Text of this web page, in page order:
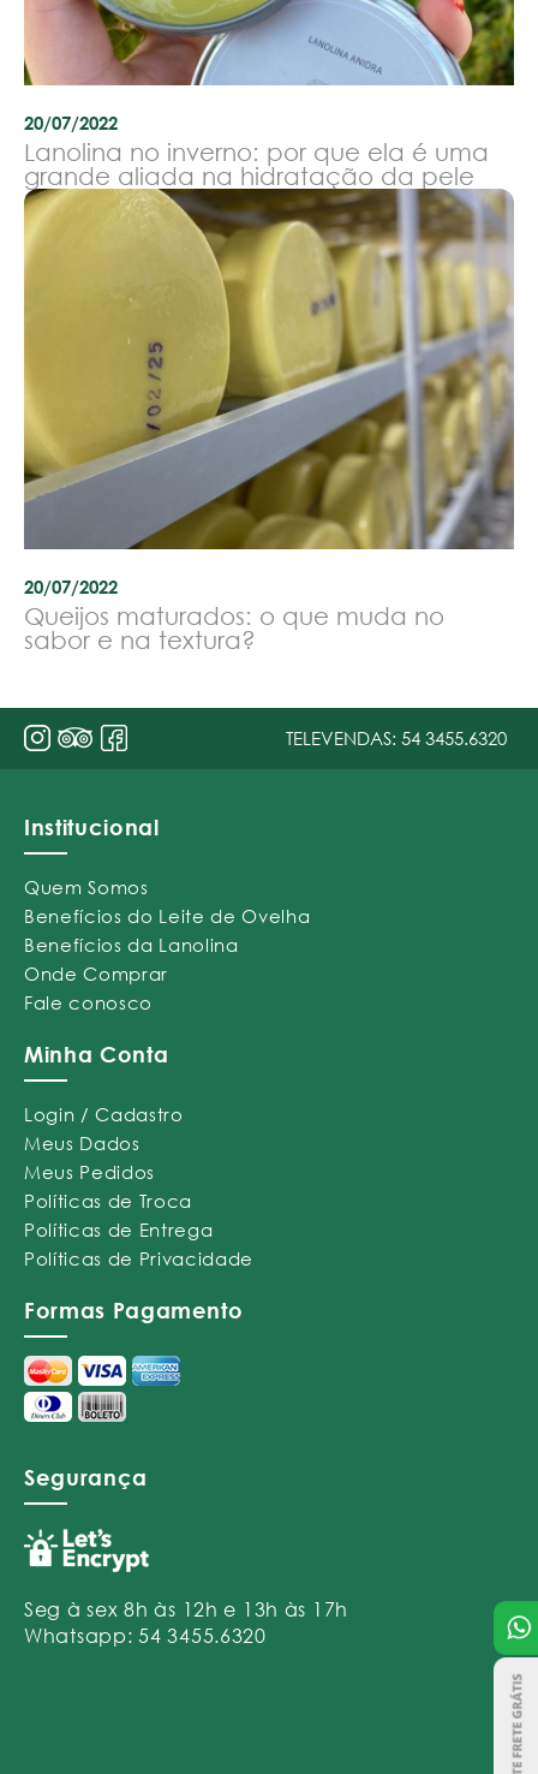
20/07/2022
Lanolina no inverno: por que ela é uma
grande aliada na hidratação da pele
20/07/2022
Queijos maturados: o que muda no
sabor e na textura?
TELEVENDAS: 54 3455.6320
Institucional
Quem Somos
Benefícios do Leite de Ovelha
Benefícios da Lanolina
Onde Comprar
Fale conosco
Minha Conta
Login / Cadastro
Meus Dados
Meus Pedidos
Políticas de Troca
Políticas de Entrega
Políticas de Privacidade
Formas Pagamento
Segurança
Seg à sex 8h às 12h e 13h às 17h
Whatsapp: 54 3455.6320